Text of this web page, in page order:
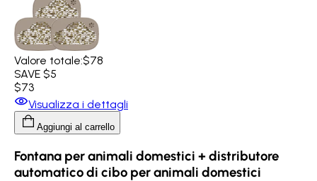
Valore totale:$78
SAVE $5
$73
Visualizza i dettagli
Aggiungi al carrello
Fontana per animali domestici + distributore
automatico di cibo per animali domestici